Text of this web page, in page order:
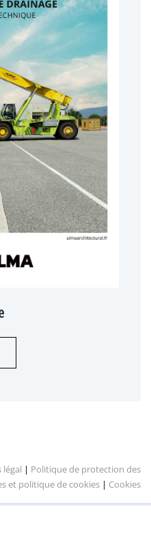
légal | Politique de protection des
et politique de cookies | Cookies